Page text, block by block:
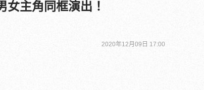
女主角同框演出！
2020年12月09日 17:00